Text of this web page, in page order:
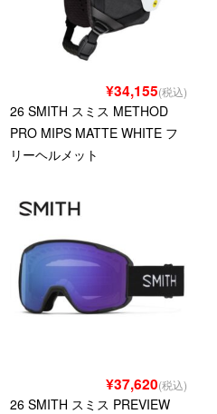
¥34,155(税込)
26 SMITH スミス METHOD
PRO MIPS MATTE WHITE フ
リーヘルメット
¥37,620(税込)
26 SMITH スミス PREVIEW